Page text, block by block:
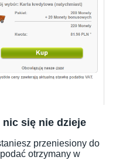
się nie dzieje
przeniesiony do
otrzymany w